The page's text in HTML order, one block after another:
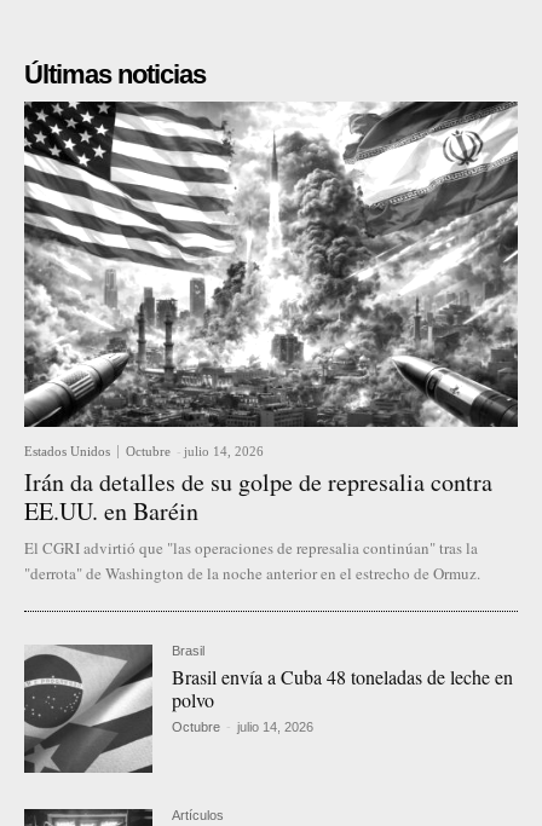
Últimas noticias
Estados Unidos Octubre - julio 14, 2026
Irán da detalles de su golpe de represalia contra
EE.UU. en Baréin
El CGRI advirtió que "las operaciones de represalia continúan" tras la
"derrota" de Washington de la noche anterior en el estrecho de Ormuz.
Brasil
Brasil envía a Cuba 48 toneladas de leche en
polvo
Octubre - julio 14, 2026
Artículos